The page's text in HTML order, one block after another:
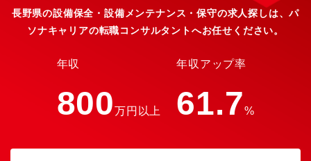
長野県の設備保全・設備メンテナンス・保守の求人探しは、パ
ソナキャリアの転職コンサルタントへお任せください。
年収
800万円以上
年収アップ率
61.7%